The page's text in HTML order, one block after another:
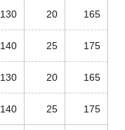
130 20 165
140 25 175
130 20 165
140 25 175